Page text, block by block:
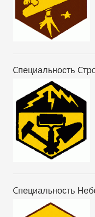
Cпециальность
Cпециальность